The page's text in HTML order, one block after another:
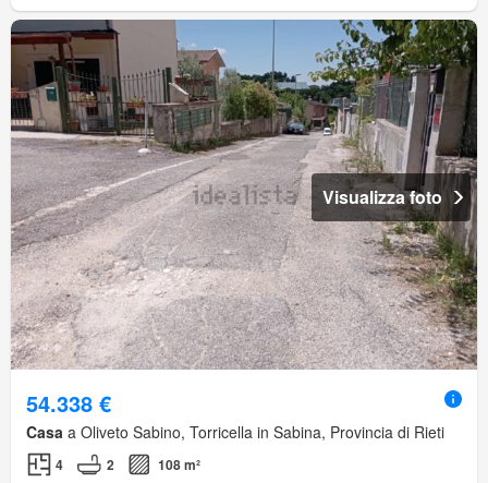
Visualizza foto
54.338 €
Casa a Oliveto Sabino, Torricella in Sabina, Provincia di Rieti
4 2
108 m²